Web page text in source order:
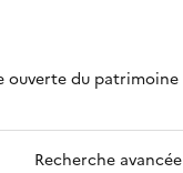
ouverte du patrimoine
Recherche avancée